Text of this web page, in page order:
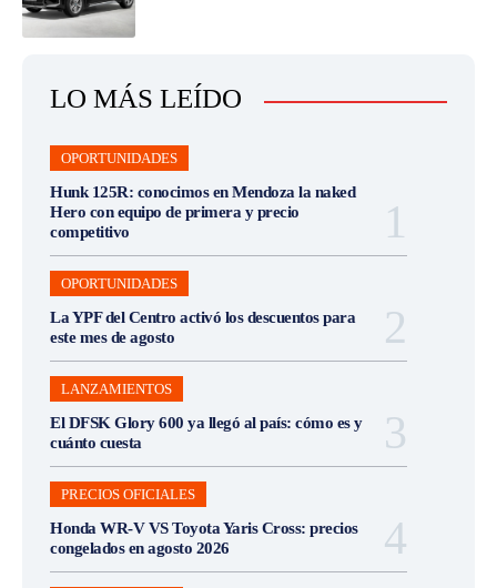
LO MÁS LEÍDO
OPORTUNIDADES
Hunk 125R: conocimos en Mendoza la naked
Hero con equipo de primera y precio
competitivo
OPORTUNIDADES
La YPF del Centro activó los descuentos para
este mes de agosto
LANZAMIENTOS
El DFSK Glory 600 ya llegó al país: cómo es y
cuánto cuesta
PRECIOS OFICIALES
Honda WR-V VS Toyota Yaris Cross: precios
congelados en agosto 2026